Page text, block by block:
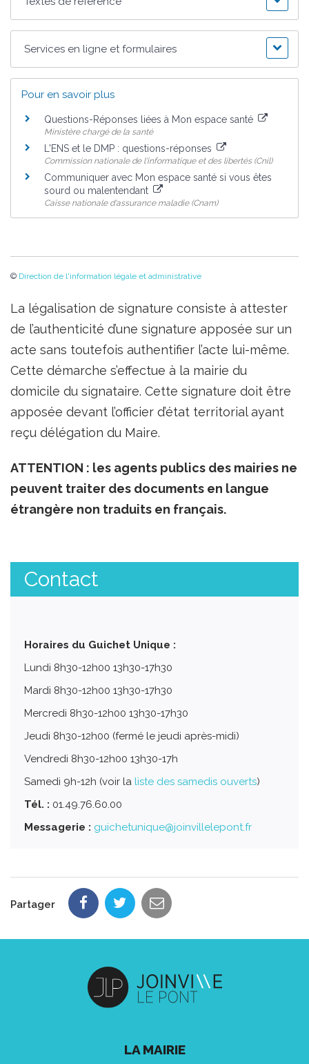
Services en ligne et formulaires
Pour en savoir plus
Questions-Réponses liées à Mon espace santé
Ministère chargé de la santé
L'ENS et le DMP : questions-réponses
Commission nationale de l'informatique et des libertés (Cnil)
Communiquer avec Mon espace santé si vous êtes
sourd ou malentendant
Caisse nationale d'assurance maladie (Cnam)
© Direction de l'information légale et administrative
La légalisation de signature consiste à attester
de l’authenticité d’une signature apposée sur un
acte sans toutefois authentifier l’acte lui-même.
Cette démarche s’effectue à la mairie du
domicile du signataire. Cette signature doit être
apposée devant l’officier d’état territorial ayant
reçu délégation du Maire.
ATTENTION : les agents publics des mairies ne
peuvent traiter des documents en langue
étrangère non traduits en français.
Contact
Horaires du Guichet Unique :
Lundi 8h30-12h00 13h30-17h30
Mardi 8h30-12h00 13h30-17h30
Mercredi 8h30-12h00 13h30-17h30
Jeudi 8h30-12h00 (fermé le jeudi après-midi)
Vendredi 8h30-12h00 13h30-17h
Samedi 9h-12h (voir la liste des samedis ouverts)
Tél. : 01.49.76.60.00
Messagerie : guichetunique@joinvillelepont.fr
Partager
LA MAIRIE